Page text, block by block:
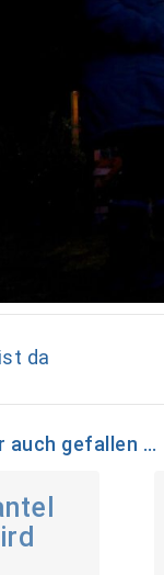
da
auch gefallen …